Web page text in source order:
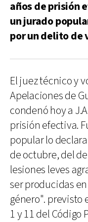
años de prisión
un jurado
por un delito de
El juez técnico y
Apelaciones de
condenó hoy a
prisión efectiva.
popular lo
de octubre, del
lesiones leves
ser producidas
género". previsto
1 y 11 del Código